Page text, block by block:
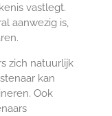
vastlegt.
aanwezig is,
zich natuurlijk
kan
Ook